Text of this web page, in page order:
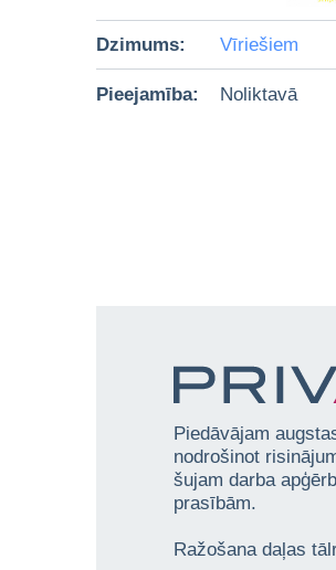
Dzimums: Vīriešiem
Pieejamība: Noliktavā
Piedāvājam
nodrošinot
šujam darba
prasībām.
Ražošana daļas